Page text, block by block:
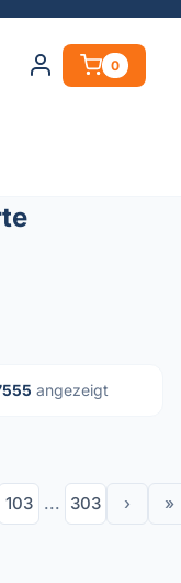
0
angezeigt
103 ... 303 › »